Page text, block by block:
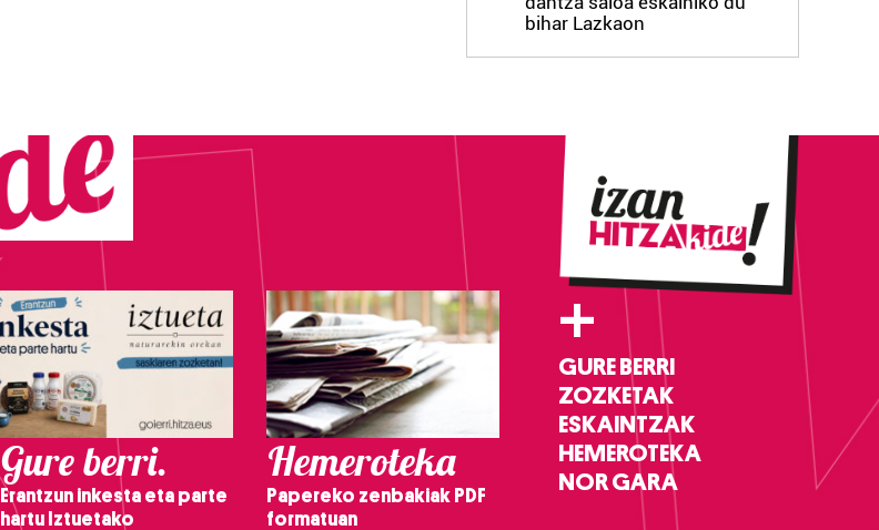
bihar Lazkaon
Gure berri.
Erantzun inkesta eta parte
hartu Iztuetako
Hemeroteka
Papereko zenbakiak PDF
formatuan
+
GURE BERRI
ZOZKETAK
ESKAINTZAK
HEMEROTEKA
NOR GARA